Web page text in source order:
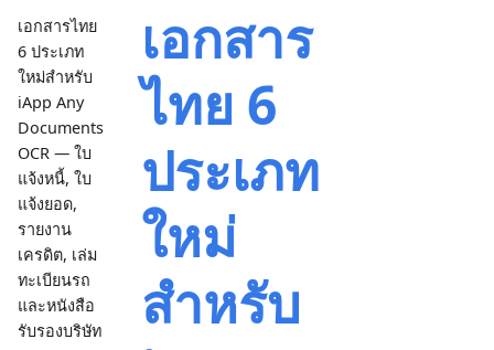
เอกสารไทย
6 ประเภท
ใหม่สำหรับ
iApp Any
Documents
OCR — ใบ
แจ้งหนี้, ใบ
แจ้งยอด,
รายงาน
เครดิต, เล่ม
ทะเบียนรถ
และหนังสือ
รับรองบริษัท
เอกสาร
ไทย 6
ประเภท
ใหม่
สำหรับ